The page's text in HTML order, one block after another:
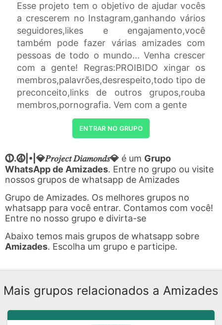
Esse projeto tem o objetivo de ajudar vocês
a crescerem no Instagram,ganhando vários
seguidores,likes e engajamento,você
também pode fazer várias amizades com
pessoas de todo o mundo... Venha crescer
com a gente! Regras:PROIBIDO xingar os
membros,palavrões,desrespeito,todo tipo de
preconceito,links de outros grupos,rouba
membros,pornografia. Vem com a gente
ENTRAR NO GRUPO
⓵.⓸|•|💎𝑃𝑟𝑜𝑗𝑒𝑐𝑡 𝐷𝑖𝑎𝑚𝑜𝑛𝑑𝑠💎 é um Grupo
WhatsApp de Amizades. Entre no grupo ou visite
nossos grupos de whatsapp de Amizades
Grupo de Amizades. Os melhores grupos no
whatsapp para você entrar. Contamos com você!
Entre no nosso grupo e divirta-se
Abaixo temos mais grupos de whatsapp sobre
Amizades. Escolha um grupo e participe.
Mais grupos relacionados a Amizades